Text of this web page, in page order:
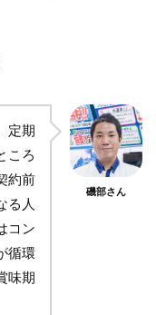
定期
ころ
約前
る人
コン
循環
味期
磯部さん